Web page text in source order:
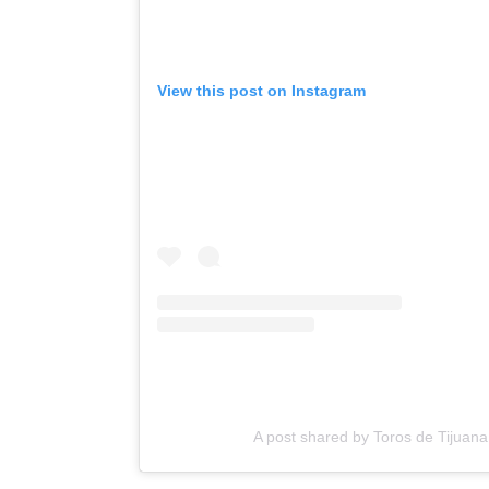
View this post on Instagram
A post shared by Toros de